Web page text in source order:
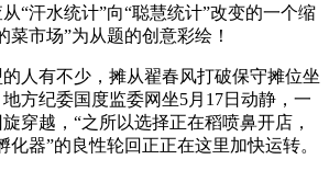
“汗水统计”向“聪慧统计”改变的一个缩
菜市场”为从题的创意彩绘！
有不少，摊从翟春风打破保守摊位坐
方纪委国度监委网坐5月17日动静，一
穿越，“之所以选择正在稻喷鼻开店，
化器”的良性轮回正正在这里加快运转。